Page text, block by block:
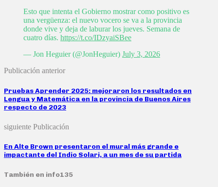
Esto que intenta el Gobierno mostrar como positivo es
una vergüenza: el nuevo vocero se va a la provincia
donde vive y deja de laburar los jueves. Semana de
cuatro días. https://t.co/IDzyaiSBee
— Jon Heguier (@JonHeguier) July 3, 2026
Publicación anterior
Pruebas Aprender 2025: mejoraron los resultados en
Lengua y Matemática en la provincia de Buenos Aires
respecto de 2023
siguiente Publicación
En Alte Brown presentaron el mural más grande e
impactante del Indio Solari, a un mes de su partida
También en info135